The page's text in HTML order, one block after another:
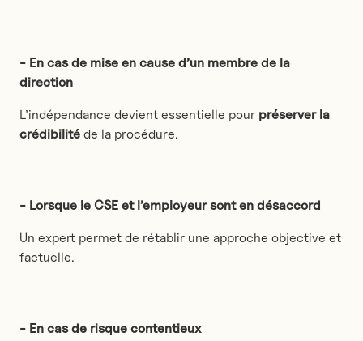
- En cas de mise en cause d’un membre de la
direction
L’indépendance devient essentielle pour préserver la
crédibilité de la procédure.
- Lorsque le CSE et l’employeur sont en désaccord
Un expert permet de rétablir une approche objective et
factuelle.
- En cas de risque contentieux